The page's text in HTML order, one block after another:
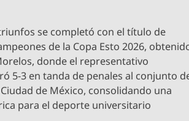
se completó con el título de
de la Copa Esto 2026,
donde el representativo
5-3 en tanda de penales al conjunto
de México, consolidando una
para el deporte universitario